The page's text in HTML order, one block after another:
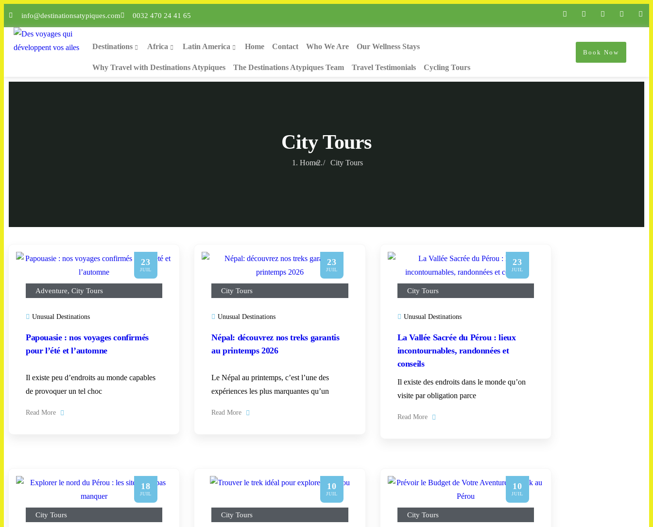
info@destinationsatypiques.com 0032 470 24 41 65
Destinations Africa Latin America Home Contact Who We Are Our Wellness Stays
Why Travel with Destinations Atypiques The Destinations Atypiques Team Travel Testimonials Cycling Tours
Book Now
City Tours
Home City Tours
23
JUIL
Adventure, City Tours
Unusual Destinations
Papouasie : nos voyages confirmés
pour l’été et l’automne
Il existe peu d’endroits au monde capables
de provoquer un tel choc
Read More
23
JUIL
City Tours
Unusual Destinations
Népal: découvrez nos treks garantis
au printemps 2026
Le Népal au printemps, c’est l’une des
expériences les plus marquantes qu’un
Read More
23
JUIL
City Tours
Unusual Destinations
La Vallée Sacrée du Pérou : lieux
incontournables, randonnées et
conseils
Il existe des endroits dans le monde qu’on
visite par obligation parce
Read More
18
JUIL
City Tours
10
JUIL
City Tours
10
JUIL
City Tours